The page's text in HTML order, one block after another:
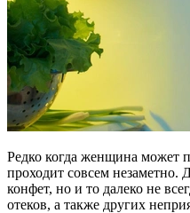
Редко когда женщина может
проходит совсем незаметно.
конфет, но и то далеко не
отеков, а также других